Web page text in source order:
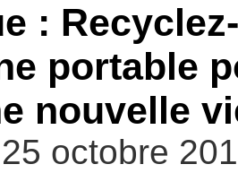
:
portable
nouvelle
octobre